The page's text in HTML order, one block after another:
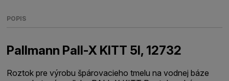
POPIS
Pallmann Pall-X KITT 5l, 12732
Roztok pre výrobu špárovacieho tmelu na vodnej báze